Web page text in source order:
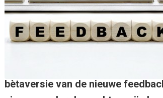
bètaversie van de nieuwe